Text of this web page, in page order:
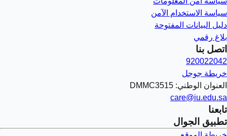
سياسة الاستخدام الآمن
دليل البيانات المفتوحة
بلاغ رقمي
اتصل بنا
920022042
خريطة جوجل
العنوان الوطني: DMMC3515
care@iu.edu.sa
تابعنا
تطبيق الجوال